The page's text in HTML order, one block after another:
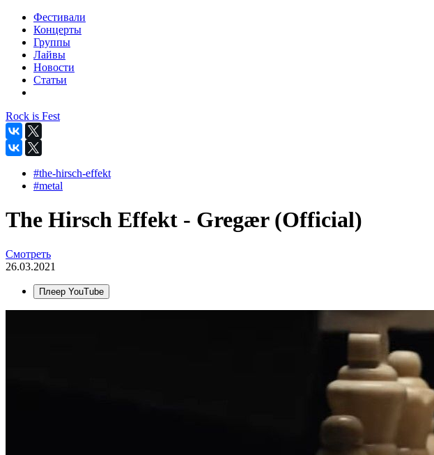
Фестивали
Концерты
Группы
Лайвы
Новости
Статьи
Rock is Fest
#the-hirsch-effekt
#metal
The Hirsch Effekt - Gregær (Official)
Смотреть
26.03.2021
Плеер YouTube